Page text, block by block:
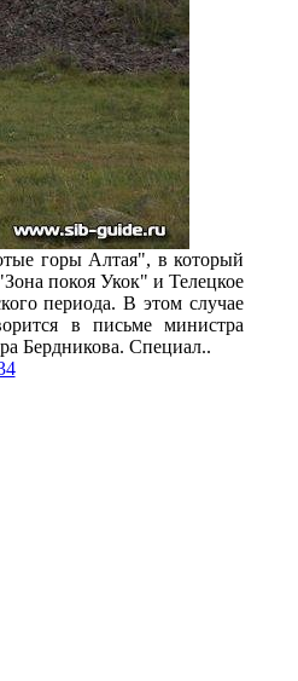
горы Алтая", в который
покоя Укок" и Телецкое
периода. В этом случае
в письме министра
Бердникова. Специал..